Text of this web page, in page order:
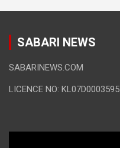
SABARI NEWS
SABARINEWS.COM
LICENCE NO: KL07D0003595